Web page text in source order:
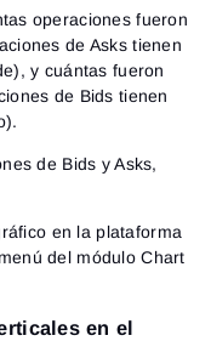
operaciones fueron
de Asks tienen
y cuántas fueron
de Bids tienen
de Bids y Asks,
en la plataforma
del módulo Chart
en el